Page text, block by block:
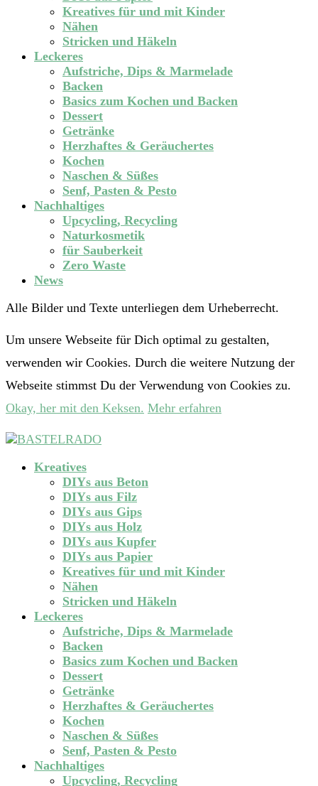
Kreatives für und mit Kinder
Nähen
Stricken und Häkeln
Leckeres
Aufstriche, Dips & Marmelade
Backen
Basics zum Kochen und Backen
Dessert
Getränke
Herzhaftes & Geräuchertes
Kochen
Naschen & Süßes
Senf, Pasten & Pesto
Nachhaltiges
Upcycling, Recycling
Naturkosmetik
für Sauberkeit
Zero Waste
News
Alle Bilder und Texte unterliegen dem Urheberrecht.
Um unsere Webseite für Dich optimal zu gestalten,
verwenden wir Cookies. Durch die weitere Nutzung der
Webseite stimmst Du der Verwendung von Cookies zu.
Okay, her mit den Keksen. Mehr erfahren
Kreatives
DIYs aus Beton
DIYs aus Filz
DIYs aus Gips
DIYs aus Holz
DIYs aus Kupfer
DIYs aus Papier
Kreatives für und mit Kinder
Nähen
Stricken und Häkeln
Leckeres
Aufstriche, Dips & Marmelade
Backen
Basics zum Kochen und Backen
Dessert
Getränke
Herzhaftes & Geräuchertes
Kochen
Naschen & Süßes
Senf, Pasten & Pesto
Nachhaltiges
Upcycling, Recycling